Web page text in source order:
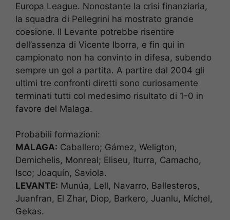
Europa League. Nonostante la crisi finanziaria,
la squadra di Pellegrini ha mostrato grande
coesione. Il Levante potrebbe risentire
dell’assenza di Vicente Iborra, e fin qui in
campionato non ha convinto in difesa, subendo
sempre un gol a partita. A partire dal 2004 gli
ultimi tre confronti diretti sono curiosamente
terminati tutti col medesimo risultato di 1-0 in
favore del Malaga.
Probabili formazioni:
MALAGA: Caballero; Gámez, Weligton,
Demichelis, Monreal; Eliseu, Iturra, Camacho,
Isco; Joaquín, Saviola.
LEVANTE: Munúa, Lell, Navarro, Ballesteros,
Juanfran, El Zhar, Diop, Barkero, Juanlu, Míchel,
Gekas.